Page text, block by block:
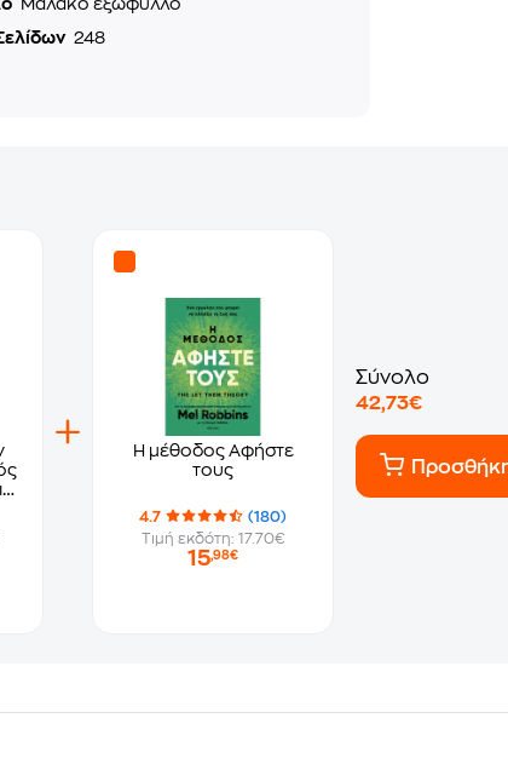
Μαλακό εξώφυλλο
248
Η μέθοδος Αφήστε
τους
4.7
(180)
Τιμή εκδότη: 17.70€
15,98€
Σύνολο
42,73€